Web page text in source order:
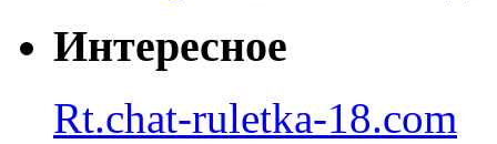
Интересное
Rt.chat-ruletka-18.com